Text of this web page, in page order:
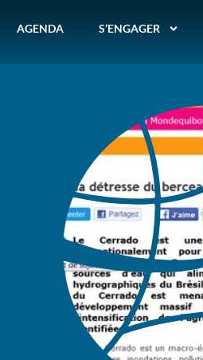
AGENDA S’ENGAGER